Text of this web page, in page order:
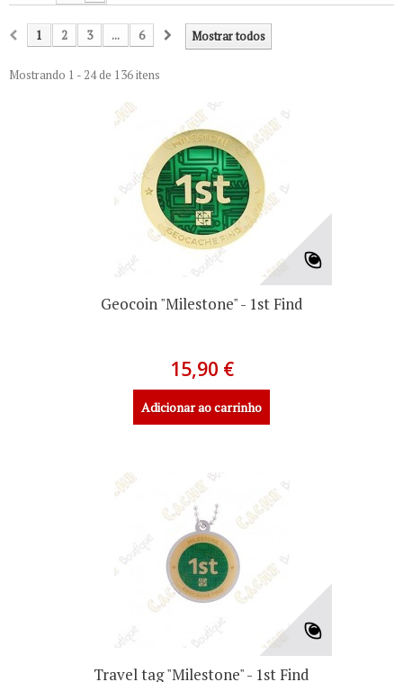
Mostrar todos
1 2 3 ... 6
Mostrando 1 - 24 de 136 itens
Geocoin "Milestone" - 1st Find
15,90 €
Adicionar ao carrinho
Travel tag "Milestone" - 1st Find